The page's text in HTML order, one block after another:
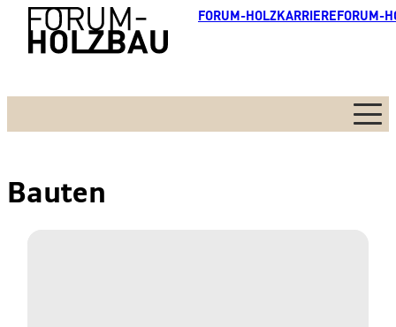
FORUM-HOLZKARRIEREFORUM-
Menü
Bauten